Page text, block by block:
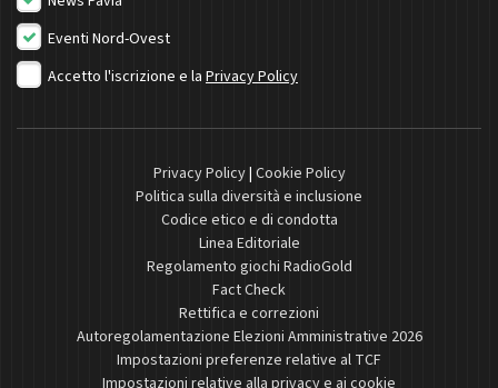
Eventi Nord-Ovest
Accetto l'iscrizione e la Privacy Policy
Privacy Policy| Cookie Policy
Politica sulla diversità e inclusione
Codice etico e di condotta
Linea Editoriale
Regolamento giochi RadioGold
Fact Check
Rettifica e correzioni
Autoregolamentazione Elezioni Amministrative 2026
Impostazioni preferenze relative al TCF
Impostazioni relative alla privacy e ai cookie